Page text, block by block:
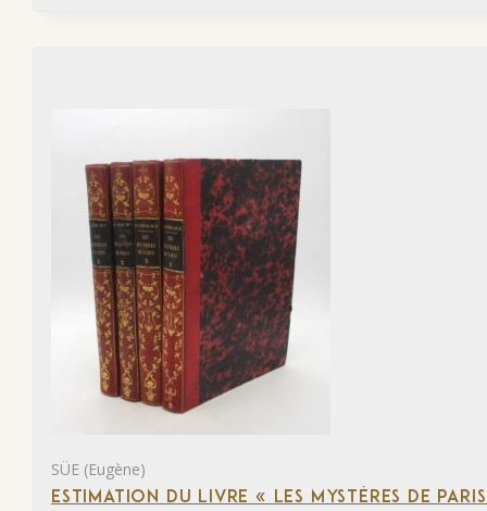
SÜE (Eugène)
ESTIMATION DU LIVRE « LES MYSTÈRES DE